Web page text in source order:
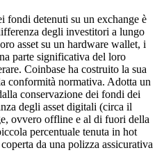
fondi detenuti su un exchange è
degli investitori a lungo
asset su un hardware wallet, i
parte significativa del loro
Coinbase ha costruito la sua
conformità normativa. Adotta un
conservazione dei fondi dei
degli asset digitali (circa il
ovvero offline e al di fuori della
percentuale tenuta in hot
da una polizza assicurativa